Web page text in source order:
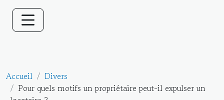
Accueil
Divers
Pour quels motifs un propriétaire peut-il expulser un